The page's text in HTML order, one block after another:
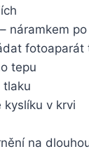
náramkem
fotoaparát
tepu
tlaku
kyslíku v krvi
na